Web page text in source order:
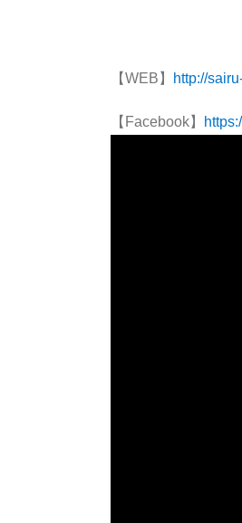
【WEB】 http://
【Facebook】